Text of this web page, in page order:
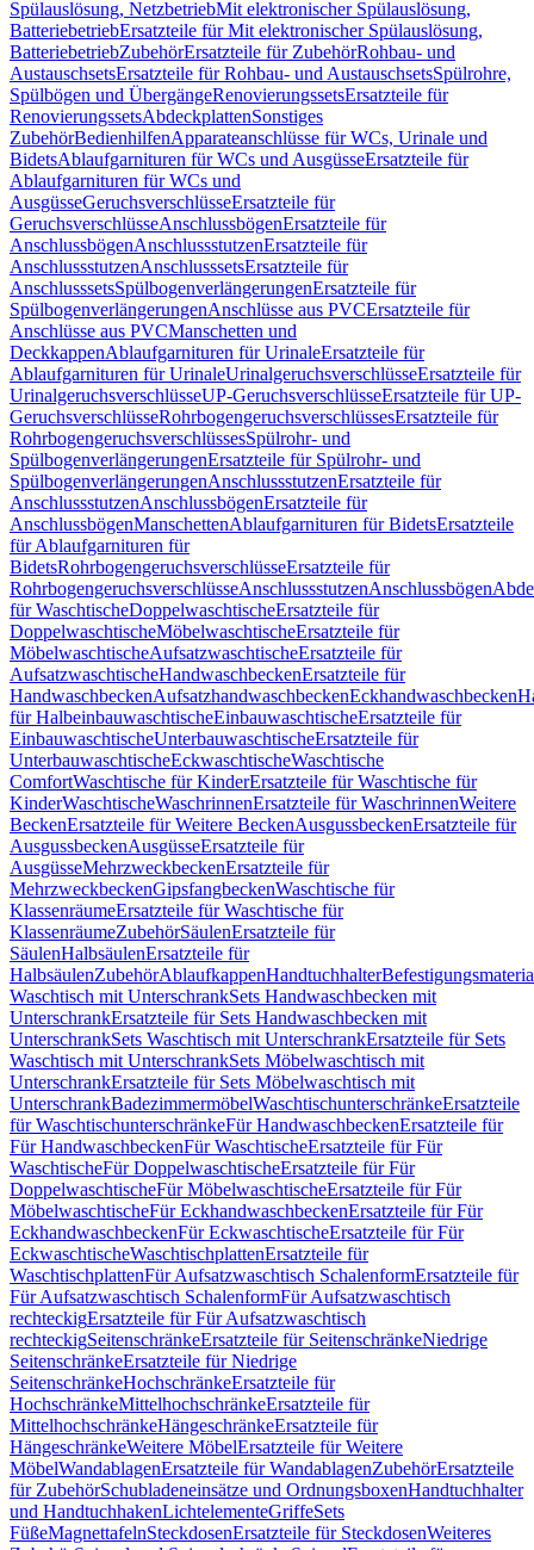
Spülauslösung, NetzbetriebMit elektronischer Spülauslösung,
BatteriebetriebErsatzteile für Mit elektronischer Spülauslösung,
BatteriebetriebZubehörErsatzteile für ZubehörRohbau- und
AustauschsetsErsatzteile für Rohbau- und AustauschsetsSpülrohre,
Spülbögen und ÜbergängeRenovierungssetsErsatzteile für
RenovierungssetsAbdeckplattenSonstiges
ZubehörBedienhilfenApparateanschlüsse für WCs, Urinale und
BidetsAblaufgarnituren für WCs und AusgüsseErsatzteile für
Ablaufgarnituren für WCs und
AusgüsseGeruchsverschlüsseErsatzteile für
GeruchsverschlüsseAnschlussbögenErsatzteile für
AnschlussbögenAnschlussstutzenErsatzteile für
AnschlussstutzenAnschlusssetsErsatzteile für
AnschlusssetsSpülbogenverlängerungenErsatzteile für
SpülbogenverlängerungenAnschlüsse aus PVCErsatzteile für
Anschlüsse aus PVCManschetten und
DeckkappenAblaufgarnituren für UrinaleErsatzteile für
Ablaufgarnituren für UrinaleUrinalgeruchsverschlüsseErsatzteile für
UrinalgeruchsverschlüsseUP-GeruchsverschlüsseErsatzteile für UP-
GeruchsverschlüsseRohrbogengeruchsverschlüssesErsatzteile für
RohrbogengeruchsverschlüssesSpülrohr- und
SpülbogenverlängerungenErsatzteile für Spülrohr- und
SpülbogenverlängerungenAnschlussstutzenErsatzteile für
AnschlussstutzenAnschlussbögenErsatzteile für
AnschlussbögenManschettenAblaufgarnituren für BidetsErsatzteile
für Ablaufgarnituren für
BidetsRohrbogengeruchsverschlüsseErsatzteile für
RohrbogengeruchsverschlüsseAnschlussstutzenAnschlussbögen
für WaschtischeDoppelwaschtischeErsatzteile für
DoppelwaschtischeMöbelwaschtischeErsatzteile für
MöbelwaschtischeAufsatzwaschtischeErsatzteile für
AufsatzwaschtischeHandwaschbeckenErsatzteile für
HandwaschbeckenAufsatzhandwaschbeckenEckhandwaschbecken
für HalbeinbauwaschtischeEinbauwaschtischeErsatzteile für
EinbauwaschtischeUnterbauwaschtischeErsatzteile für
UnterbauwaschtischeEckwaschtischeWaschtische
ComfortWaschtische für KinderErsatzteile für Waschtische für
KinderWaschtischeWaschrinnenErsatzteile für WaschrinnenWeitere
BeckenErsatzteile für Weitere BeckenAusgussbeckenErsatzteile für
AusgussbeckenAusgüsseErsatzteile für
AusgüsseMehrzweckbeckenErsatzteile für
MehrzweckbeckenGipsfangbeckenWaschtische für
KlassenräumeErsatzteile für Waschtische für
KlassenräumeZubehörSäulenErsatzteile für
SäulenHalbsäulenErsatzteile für
HalbsäulenZubehörAblaufkappenHandtuchhalter
Waschtisch mit UnterschrankSets Handwaschbecken mit
UnterschrankErsatzteile für Sets Handwaschbecken mit
UnterschrankSets Waschtisch mit UnterschrankErsatzteile für Sets
Waschtisch mit UnterschrankSets Möbelwaschtisch mit
UnterschrankErsatzteile für Sets Möbelwaschtisch mit
UnterschrankBadezimmermöbelWaschtischunterschränkeErsatzteile
für WaschtischunterschränkeFür HandwaschbeckenErsatzteile für
Für HandwaschbeckenFür WaschtischeErsatzteile für Für
WaschtischeFür DoppelwaschtischeErsatzteile für Für
DoppelwaschtischeFür MöbelwaschtischeErsatzteile für Für
MöbelwaschtischeFür EckhandwaschbeckenErsatzteile für Für
EckhandwaschbeckenFür EckwaschtischeErsatzteile für Für
EckwaschtischeWaschtischplattenErsatzteile für
WaschtischplattenFür Aufsatzwaschtisch SchalenformErsatzteile für
Für Aufsatzwaschtisch SchalenformFür Aufsatzwaschtisch
rechteckigErsatzteile für Für Aufsatzwaschtisch
rechteckigSeitenschränkeErsatzteile für SeitenschränkeNiedrige
SeitenschränkeErsatzteile für Niedrige
SeitenschränkeHochschränkeErsatzteile für
HochschränkeMittelhochschränkeErsatzteile für
MittelhochschränkeHängeschränkeErsatzteile für
HängeschränkeWeitere MöbelErsatzteile für Weitere
MöbelWandablagenErsatzteile für WandablagenZubehörErsatzteile
für ZubehörSchubladeneinsätze und OrdnungsboxenHandtuchhalter
und HandtuchhakenLichtelementeGriffeSets
FüßeMagnettafelnSteckdosenErsatzteile für SteckdosenWeiteres